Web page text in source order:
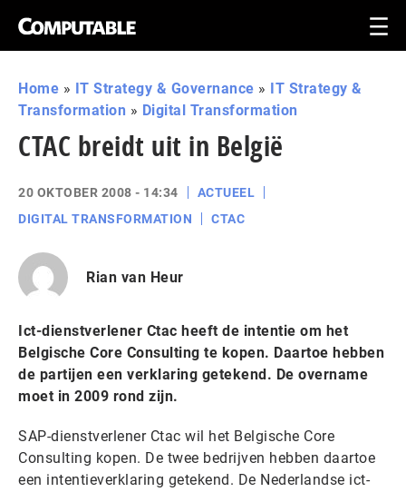
Home » IT Strategy & Governance » IT Strategy &
Transformation » Digital Transformation
CTAC breidt uit in België
20 OKTOBER 2008 - 14:34
ACTUEEL
DIGITAL TRANSFORMATION
CTAC
Rian van Heur
Ict-dienstverlener Ctac heeft de intentie om het
Belgische Core Consulting te kopen. Daartoe hebben
de partijen een verklaring getekend. De overname
moet in 2009 rond zijn.
SAP-dienstverlener Ctac wil het Belgische Core
Consulting kopen. De twee bedrijven hebben daartoe
een intentieverklaring getekend. De Nederlandse ict-